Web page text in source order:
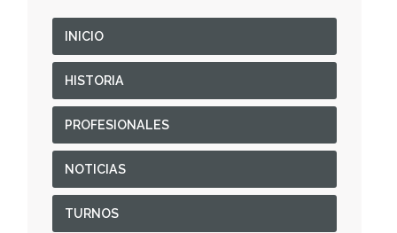
INICIO
HISTORIA
PROFESIONALES
NOTICIAS
TURNOS